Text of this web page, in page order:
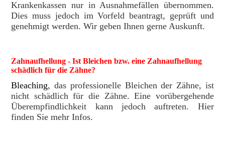
Krankenkassen nur in Ausnahmefällen übernommen.
Dies muss jedoch im Vorfeld beantragt, geprüft und
genehmigt werden. Wir geben Ihnen gerne Auskunft.
Zahnaufhellung - Ist Bleichen bzw. eine Zahnaufhellung
schädlich für die Zähne?
Bleaching, das professionelle Bleichen der Zähne, ist
nicht schädlich für die Zähne. Eine vorübergehende
Überempfindlichkeit kann jedoch auftreten. Hier
finden Sie mehr Infos.